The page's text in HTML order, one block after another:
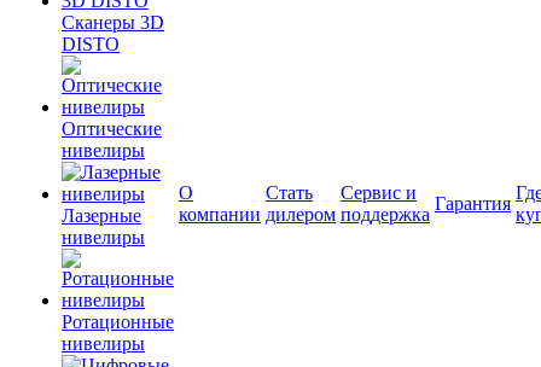
Сканеры 3D
DISTO
Оптические
нивелиры
Лазерные
нивелиры
Ротационные
нивелиры
О
компании
Стать
дилером
Сервис и
поддержка
Гарантия